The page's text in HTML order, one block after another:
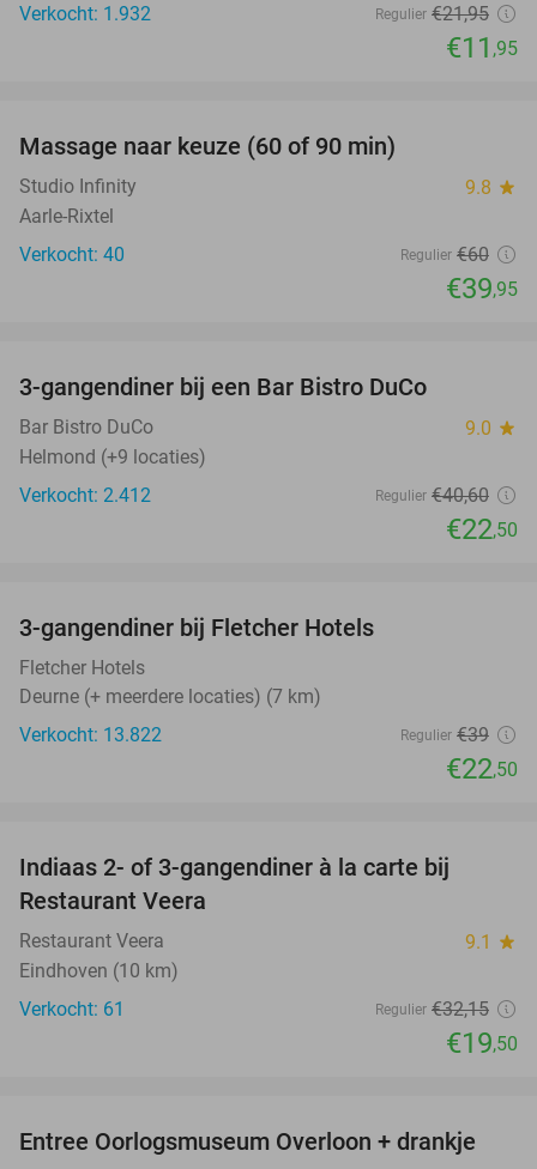
Verkocht: 1.932
Regulier €21,95
€11 ,95
Massage naar keuze (60 of 90 min)
Studio Infinity 9.8 star
Aarle-Rixtel
Verkocht: 40
Regulier €60
€39,95
3-gangendiner bij een Bar Bistro DuCo
Bar Bistro DuCo 9.0 star
Helmond (+9 locaties)
Verkocht: 2.412
Regulier €40,60
€22,50
3-gangendiner bij Fletcher Hotels
Fletcher Hotels
Deurne (+ meerdere locaties) (7 km)
Verkocht: 13.822
Regulier €39
€22,50
Indiaas 2- of 3-gangendiner à la carte bij
Restaurant Veera
Restaurant Veera 9.1 star
Eindhoven (10 km)
Verkocht: 61
Regulier €32,15
€19,50
15%
Entree Oorlogsmuseum Overloon + drankje